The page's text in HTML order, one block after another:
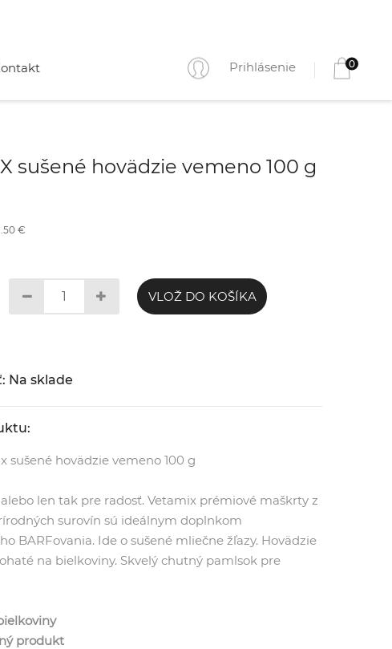
Prihlásenie 0
sušené hovädzie vemeno 100 g
€
VLOŽ DO KOŠÍKA
Na sklade
sušené hovädzie vemeno 100 g
len tak pre radosť. Vetamix prémiové maškrty z
surovín sú ideálnym doplnkom
BARFovania. Ide o sušené mliečne žľazy. Hovädzie
na bielkoviny. Skvelý chutný pamlsok pre
produkt